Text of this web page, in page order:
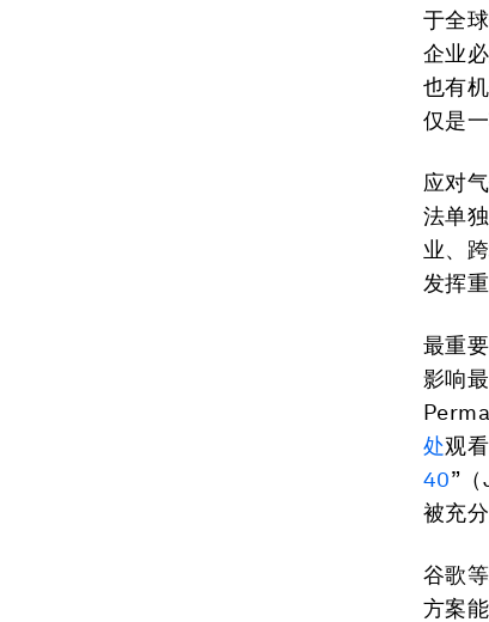
于全
企业
也有
仅是
应对
法单
业、
发挥
最重
影响
处观
40”
被充
谷歌
方案